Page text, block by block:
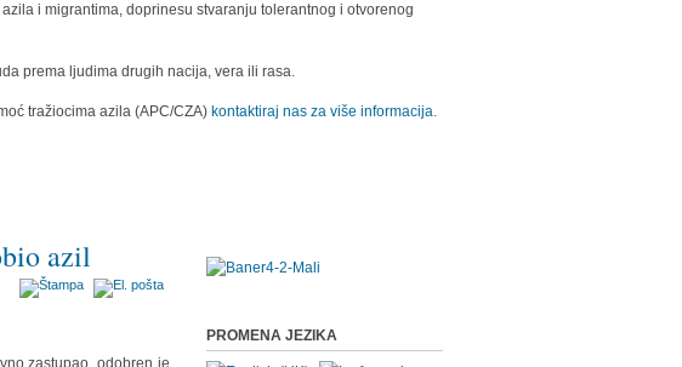
i migrantima, doprinesu stvaranju tolerantnog i otvorenog
prema ljudima drugih nacija, vera ili rasa.
tražiocima azila (APC/CZA) kontaktiraj nas za više informacija.
azil
zastupao, odobren je
PROMENA JEZIKA